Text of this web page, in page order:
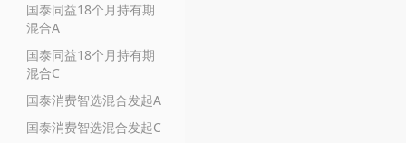
国泰同益18个月持有期
混合A
国泰同益18个月持有期
混合C
国泰消费智选混合发起A
国泰消费智选混合发起C